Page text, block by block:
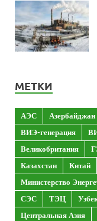
МЕТКИ
АЭС Азербайджан
ВИЭ-генерация
Великобритания
Казахстан
Китай
Министерство
СЭС
ТЭЦ
Центральная Азия